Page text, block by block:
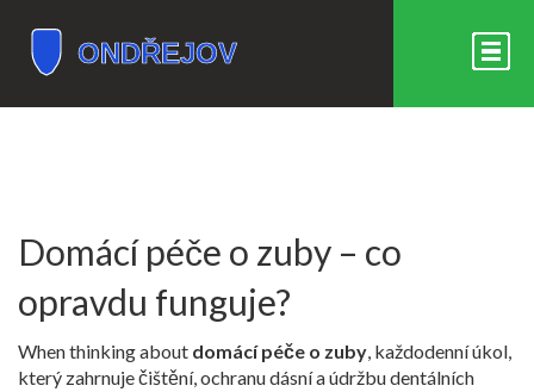
Domácí péče o zuby – co
opravdu funguje?
When thinking about domácí péče o zuby, každodenní úkol,
který zahrnuje čištění, ochranu dásní a údržbu dentálních